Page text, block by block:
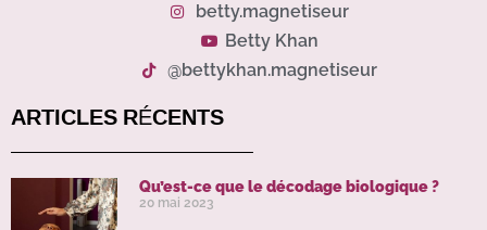
betty.magnetiseur
Betty Khan
@bettykhan.magnetiseur
ARTICLES RÉCENTS
Qu’est-ce que le décodage biologique ?
20 mai 2023